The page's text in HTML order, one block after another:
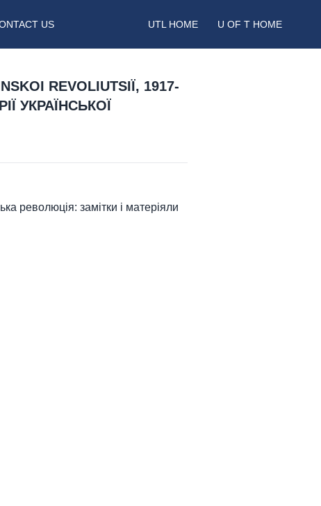
US UTL HOME U OF T HOME
REVOLIUTSIÏ, 1917-
УКРАЇНСЬКОЇ
революція: замітки і матеріяли